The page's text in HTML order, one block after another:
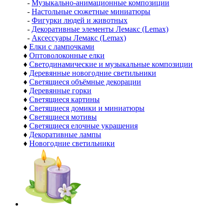
- Музыкально-анимационные композиции
- Настольные сюжетные миниатюры
- Фигурки людей и животных
- Декоративные элементы Лемакс (Lemax)
- Аксессуары Лемакс (Lemax)
♦ Елки с лампочками
♦ Оптоволоконные елки
♦ Светодинамические и музыкальные композиции
♦ Деревянные новогодние светильники
♦ Светящиеся объёмные декорации
♦ Деревянные горки
♦ Светящиеся картины
♦ Светящиеся домики и миниатюры
♦ Светящиеся мотивы
♦ Светящиеся елочные украшения
♦ Декоративные лампы
♦ Новогодние светильники